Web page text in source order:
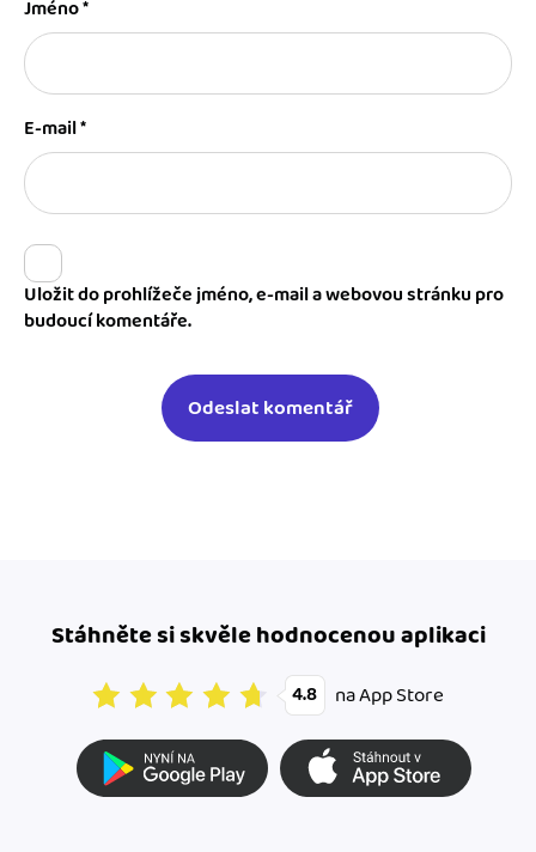
Jméno*
E-mail*
Uložit do prohlížeče jméno, e-mail a webovou stránku pro
budoucí komentáře.
Stáhněte si skvěle hodnocenou aplikaci
4.8 na App Store